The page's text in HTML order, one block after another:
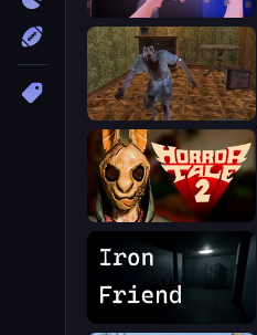
Haunted School 2
Creepy Granny Scream: Scary Freddy
Horror Tale 2: Samantha